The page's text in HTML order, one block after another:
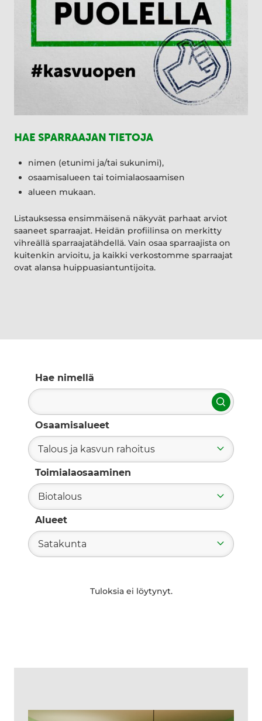
HAE SPARRAAJAN TIETOJA
nimen (etunimi ja/tai sukunimi),
osaamisalueen tai toimialaosaamisen
alueen mukaan.
Listauksessa ensimmäisenä näkyvät parhaat arviot
saaneet sparraajat. Heidän profiilinsa on merkitty
vihreällä sparraajatähdellä. Vain osaa sparraajista on
kuitenkin arvioitu, ja kaikki verkostomme sparraajat
ovat alansa huippuasiantuntijoita.
Hae nimellä
Hae
Osaamisalueet
Talous ja kasvun rahoitus
Toimialaosaaminen
Biotalous
Alueet
Satakunta
Tuloksia ei löytynyt.